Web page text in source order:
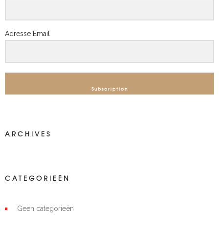
Adresse Email
Subscription
ARCHIVES
CATEGORIEËN
Geen categorieën